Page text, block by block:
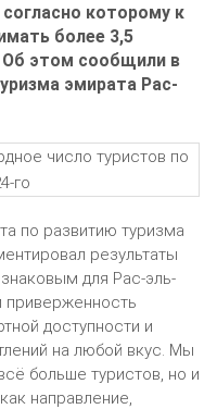
которому к
более 3,5
Об этом сообщили в
эмирата Рас-
по развитию туризма
результаты
для Рас-эль-
доступности и
на любой вкус. Мы
больше туристов, но и
направление,